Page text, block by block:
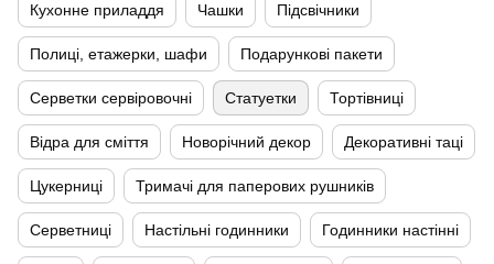
Кухонне приладдя Чашки Підсвічники
Полиці, етажерки, шафи Подарункові пакети
Серветки сервіровочні Статуетки Тортівниці
Відра для сміття Новорічний декор Декоративні таці
Цукерниці Тримачі для паперових рушників
Серветниці Настільні годинники Годинники настінні